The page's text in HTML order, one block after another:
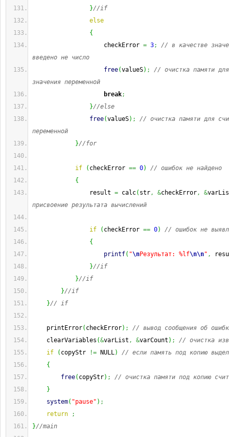
}//if
else
{
checkError = 3;
// в качестве
введено не число
free(valueS) ;
// очистка памяти для
значения переменной
break;
}//else
free(valueS) ;
// очистка памяти для
переменной
}//for
if ( checkError == 0)
// ошибок не найдено
{
result = calc( str, &checkError, &
присвоение результата вычислений
if ( checkError == 0)
// ошибок не
{
printf( "\nРезультат: %lf\n\n" ,
}//if
}//if
}//if
}// if
printError( checkError) ;
// вывод сообщения об
clearVariables (&varList , &varCount ) ;
// очистка
if
( copyStr != NULL)
// если память под копию
{
free( copyStr) ;
// очистка памяти под копию
}
system( "pause" ) ;
return
;
}//main